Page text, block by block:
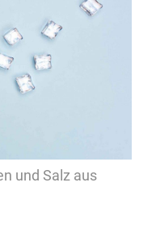
und Salz aus